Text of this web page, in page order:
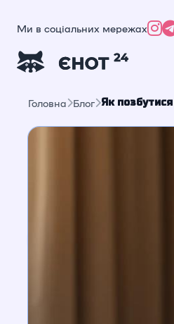
Ми в соціальних мережах
Головна Блог Як